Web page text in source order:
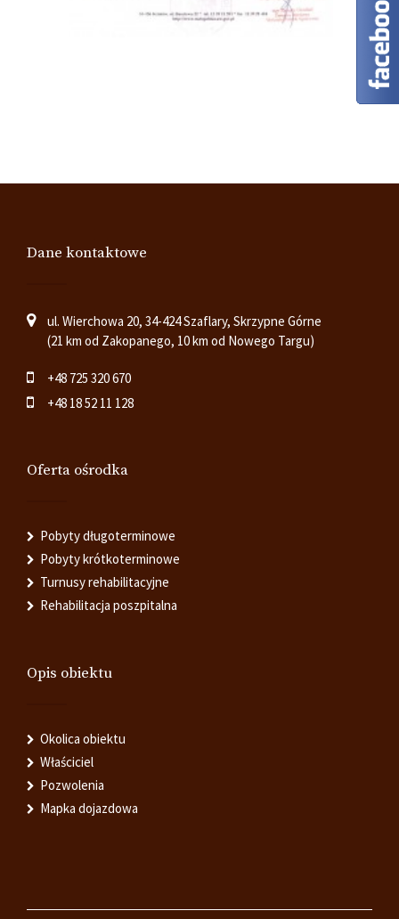
Dane kontaktowe
ul. Wierchowa 20, 34-424 Szaflary, Skrzypne Górne
(21 km od Zakopanego, 10 km od Nowego Targu)
+48 725 320 670
+48 18 52 11 128
Oferta ośrodka
Pobyty długoterminowe
Pobyty krótkoterminowe
Turnusy rehabilitacyjne
Rehabilitacja poszpitalna
Opis obiektu
Okolica obiektu
Właściciel
Pozwolenia
Mapka dojazdowa